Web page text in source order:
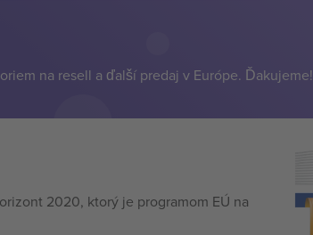
na resell a ďalší predaj v Európe. Ďakujeme!
2020, ktorý je programom EÚ na